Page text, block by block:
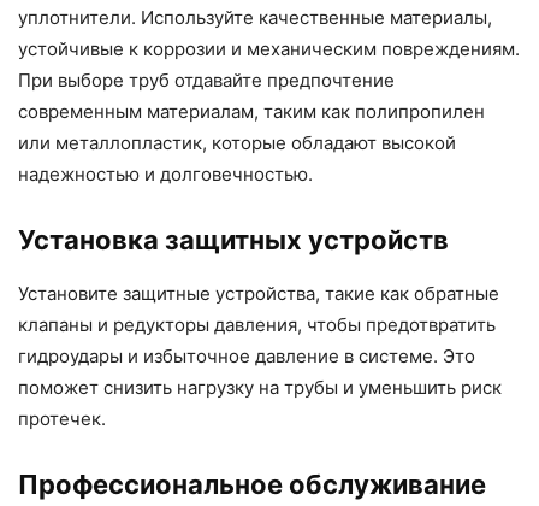
уплотнители. Используйте качественные материалы,
устойчивые к коррозии и механическим повреждениям.
При выборе труб отдавайте предпочтение
современным материалам, таким как полипропилен
или металлопластик, которые обладают высокой
надежностью и долговечностью.
Установка защитных устройств
Установите защитные устройства, такие как обратные
клапаны и редукторы давления, чтобы предотвратить
гидроудары и избыточное давление в системе. Это
поможет снизить нагрузку на трубы и уменьшить риск
протечек.
Профессиональное обслуживание